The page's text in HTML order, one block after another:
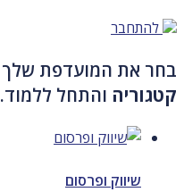
להתחבר
בחר את המועדפת שלך
קטגוריה והתחל ללמוד.
שיווק ופרסום